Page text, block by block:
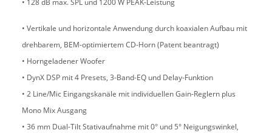
• 128 dB max. SPL und 1200 W PEAK-Leistung
• Vertikale und horizontale Anwendung durch koaxialen Aufbau mit
drehbarem, BEM-optimiertem CD-Horn (Patent beantragt)
• Horngeladener Woofer
• DynX DSP mit 4 Presets, 3-Band-EQ und Delay-Funktion
• 2 Line/Mic Eingangskanäle mit individuellen Gain-Reglern plus
Mono Mix Ausgang
• 36 mm Dual-Tilt Stativaufnahme mit 0° und 5° Neigungswinkel,